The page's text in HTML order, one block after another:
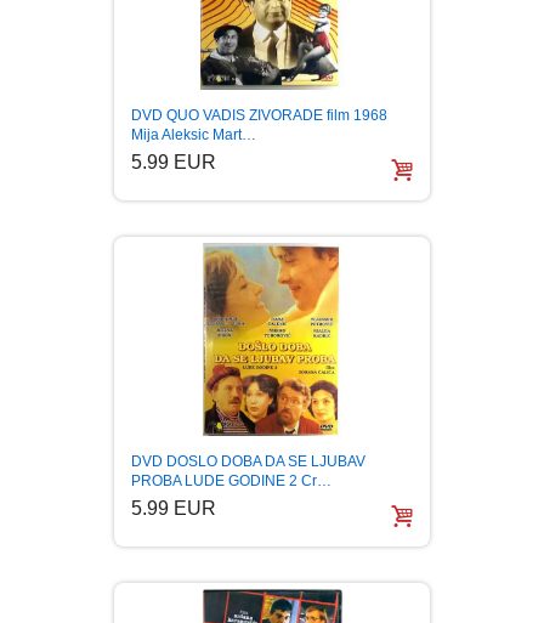
DVD QUO VADIS ZIVORADE film 1968
Mija Aleksic Mart…
5.99 EUR
DVD DOSLO DOBA DA SE LJUBAV
PROBA LUDE GODINE 2 Cr…
5.99 EUR